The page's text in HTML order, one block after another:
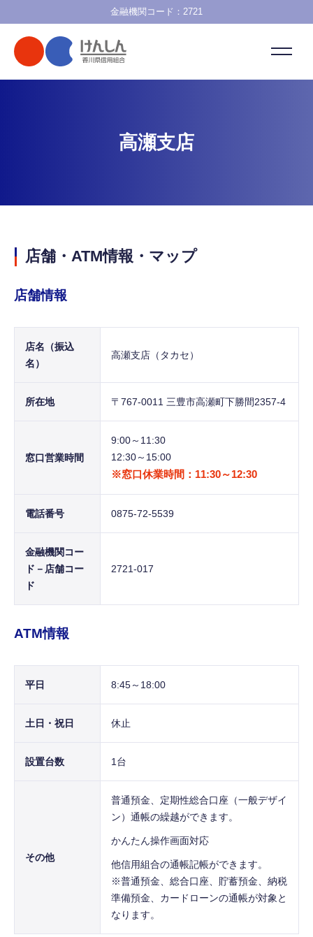
金融機関コード：2721
高瀬支店
店舗・ATM情報・マップ
店舗情報
店名（振込
名）
高瀬支店（タカセ）
所在地 〒767-0011 三豊市高瀬町下勝間2357-4
窓口営業時間
9:00～11:30
12:30～15:00
※窓口休業時間：11:30～12:30
電話番号 0875-72-5539
金融機関コー
ド－店舗コー
ド
2721-017
ATM情報
平日 8:45～18:00
土日・祝日 休止
設置台数 1台
その他
普通預金、定期性総合口座（一般デザイ
ン）通帳の繰越ができます。
かんたん操作画面対応
他信用組合の通帳記帳ができます。
※普通預金、総合口座、貯蓄預金、納税
準備預金、カードローンの通帳が対象と
なります。